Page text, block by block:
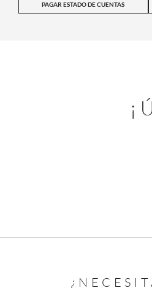
PAGAR ESTADO DE CUENTAS